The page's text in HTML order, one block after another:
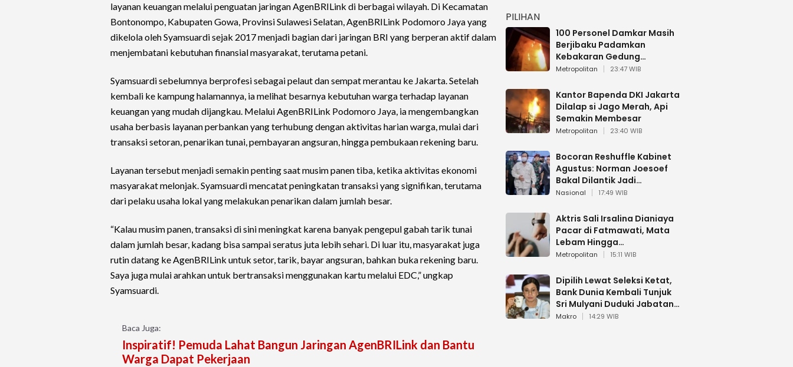
layanan keuangan melalui penguatan jaringan AgenBRILink di berbagai wilayah. Di Kecamatan
Bontonompo, Kabupaten Gowa, Provinsi Sulawesi Selatan, AgenBRILink Podomoro Jaya yang
dikelola oleh Syamsuardi sejak 2017 menjadi bagian dari jaringan BRI yang berperan aktif dalam
menjembatani kebutuhan finansial masyarakat, terutama petani.
Syamsuardi sebelumnya berprofesi sebagai pelaut dan sempat merantau ke Jakarta. Setelah
kembali ke kampung halamannya, ia melihat besarnya kebutuhan warga terhadap layanan
keuangan yang mudah dijangkau. Melalui AgenBRILink Podomoro Jaya, ia mengembangkan
usaha berbasis layanan perbankan yang terhubung dengan aktivitas harian warga, mulai dari
transaksi setoran, penarikan tunai, pembayaran angsuran, hingga pembukaan rekening baru.
Layanan tersebut menjadi semakin penting saat musim panen tiba, ketika aktivitas ekonomi
masyarakat melonjak. Syamsuardi mencatat peningkatan transaksi yang signifikan, terutama
dari pelaku usaha lokal yang melakukan penarikan dalam jumlah besar.
“Kalau musim panen, transaksi di sini meningkat karena banyak pengepul gabah tarik tunai
dalam jumlah besar, kadang bisa sampai seratus juta lebih sehari. Di luar itu, masyarakat juga
rutin datang ke AgenBRILink untuk setor, tarik, bayar angsuran, bahkan buka rekening baru.
Saya juga mulai arahkan untuk bertransaksi menggunakan kartu melalui EDC,” ungkap
Syamsuardi.
Baca Juga:
Inspiratif! Pemuda Lahat Bangun Jaringan AgenBRILink dan Bantu
Warga Dapat Pekerjaan
PILIHAN
100 Personel Damkar Masih
Berjibaku Padamkan
Kebakaran Gedung
Bapenda DKI
Metropolitan 23:47 WIB
Kantor Bapenda DKI Jakarta
Dilalap si Jago Merah, Api
Semakin Membesar
Metropolitan 23:40 WIB
Bocoran Reshuffle Kabinet
Agustus: Norman Joesoef
Bakal Dilantik Jadi
Wamenhan RI
Nasional 17:49 WIB
Aktris Sali Irsalina Dianiaya
Pacar di Fatmawati, Mata
Lebam Hingga
Diselamatkan Polantas
Metropolitan 15:11 WIB
Dipilih Lewat Seleksi Ketat,
Bank Dunia Kembali Tunjuk
Sri Mulyani Duduki Jabatan
Strategis
Makro 14:29 WIB